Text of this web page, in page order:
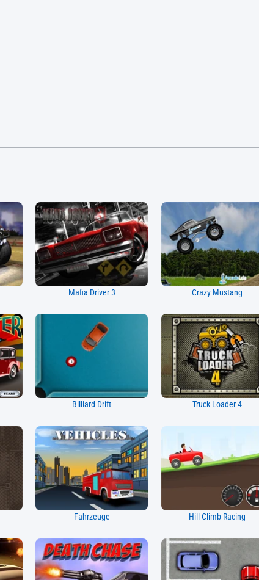
Mafia Driver 3 Crazy Mustang
Billiard Drift Truck Loader 4
Fahrzeuge Hill Climb Racing